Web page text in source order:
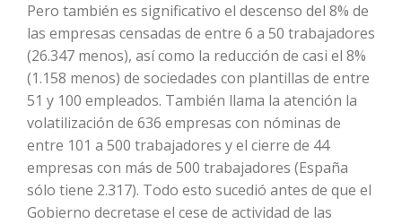
Pero también es significativo el descenso del 8% de
las empresas censadas de entre 6 a 50 trabajadores
(26.347 menos), así como la reducción de casi el 8%
(1.158 menos) de sociedades con plantillas de entre
51 y 100 empleados. También llama la atención la
volatilización de 636 empresas con nóminas de
entre 101 a 500 trabajadores y el cierre de 44
empresas con más de 500 trabajadores (España
sólo tiene 2.317). Todo esto sucedió antes de que el
Gobierno decretase el cese de actividad de las